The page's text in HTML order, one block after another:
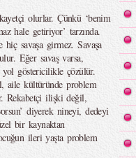
olurlar. Çünkü ‘benim
hale getiriyor’ tarzında.
savaşa girmez. Savaşa
Eğer savaş varsa,
göstericilikle çözülür.
aile kültüründe problem
Rekabetçi ilişki değil,
diyerek nineyi, dedeyi
bir kaynaktan
ileri yaşta problem